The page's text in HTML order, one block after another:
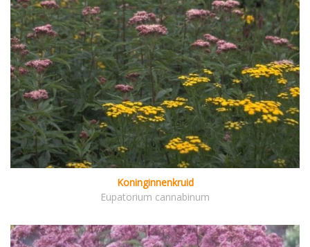
Koninginnenkruid
Eupatorium cannabinum